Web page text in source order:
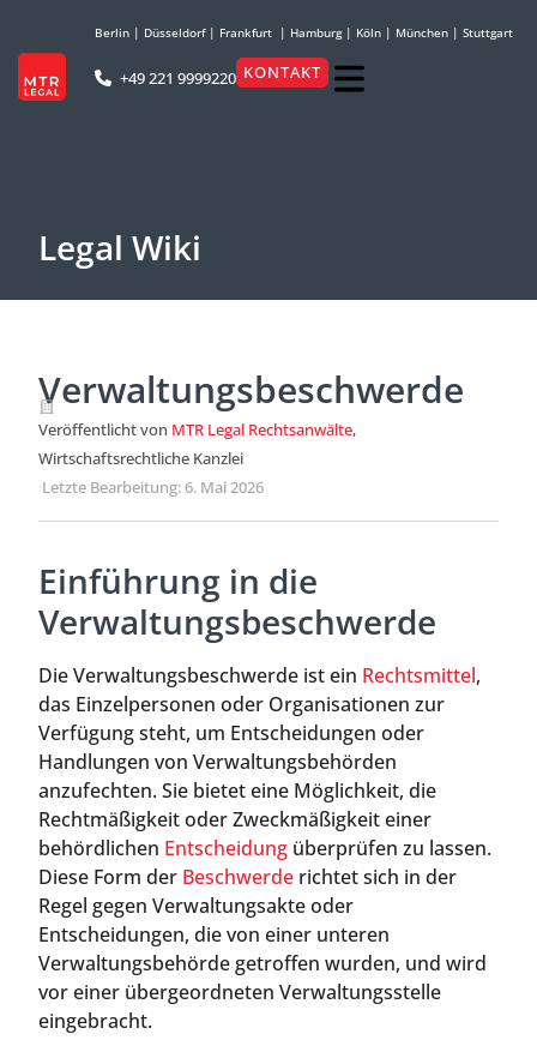
Berlin | Düsseldorf| Frankfurt | Hamburg| Köln | München | Stuttgart
+49 221 9999220 KONTAKT
Legal Wiki
Verwaltungsbeschwerde
Veröffentlicht von MTR Legal Rechtsanwälte,
Wirtschaftsrechtliche Kanzlei
·Letzte Bearbeitung: 6. Mai 2026
Einführung in die
Verwaltungsbeschwerde
Die Verwaltungsbeschwerde ist ein Rechtsmittel,
das Einzelpersonen oder Organisationen zur
Verfügung steht, um Entscheidungen oder
Handlungen von Verwaltungsbehörden
anzufechten. Sie bietet eine Möglichkeit, die
Rechtmäßigkeit oder Zweckmäßigkeit einer
behördlichen Entscheidung überprüfen zu lassen.
Diese Form der Beschwerde richtet sich in der
Regel gegen Verwaltungsakte oder
Entscheidungen, die von einer unteren
Verwaltungsbehörde getroffen wurden, und wird
vor einer übergeordneten Verwaltungsstelle
eingebracht.